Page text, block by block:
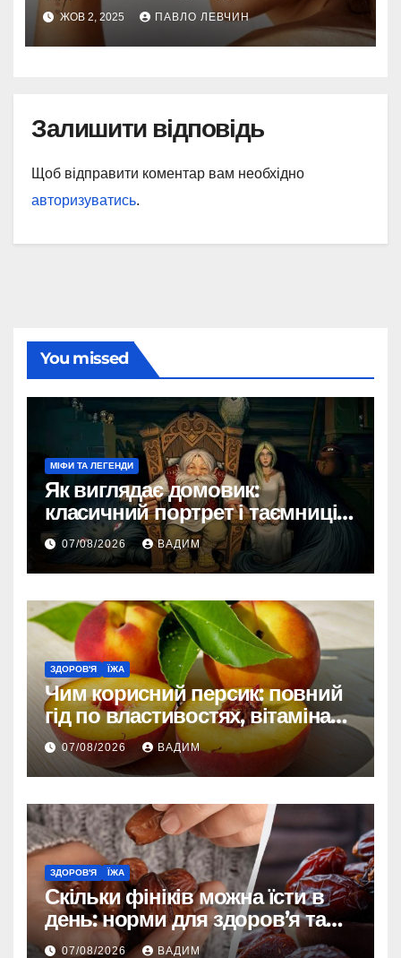
ЖОВ 2, 2025 ПАВЛО ЛЕВЧИН
Залишити відповідь
Щоб відправити коментар вам необхідно
авторизуватись.
You missed
МІФИ ТА ЛЕГЕНДИ
Як виглядає домовик:
класичний портрет і таємниці
зовнішності
07/08/2026 ВАДИМ
ЗДОРОВ'Я ЇЖА
Чим корисний персик: повний
гід по властивостях, вітамінах і
впливі на організм
07/08/2026 ВАДИМ
ЗДОРОВ'Я ЇЖА
Скільки фініків можна їсти в
день: норми для здоров’я та
енергії
07/08/2026 ВАДИМ